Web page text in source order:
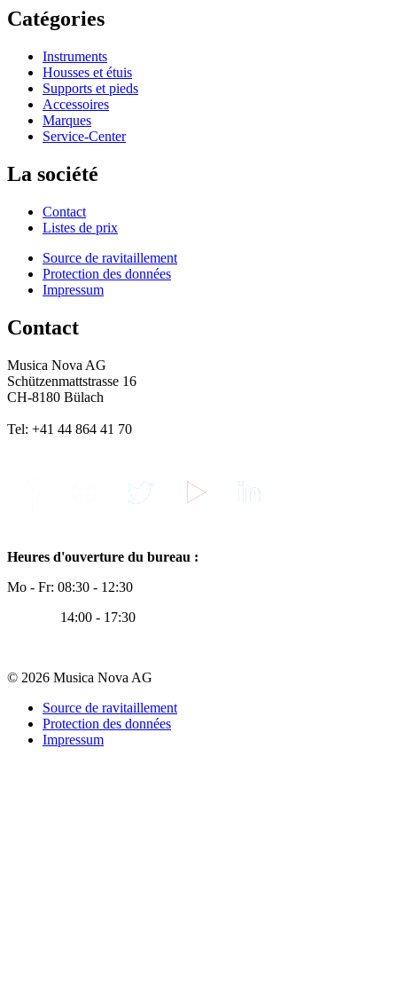
Catégories
Instruments
Housses et étuis
Supports et pieds
Accessoires
Marques
Service-Center
La société
Contact
Listes de prix
Source de ravitaillement
Protection des données
Impressum
Contact
Musica Nova AG
Schützenmattstrasse 16
CH-8180 Bülach
Tel: +41 44 864 41 70
Heures d'ouverture du bureau :
Mo - Fr: 08:30 - 12:30
14:00 - 17:30
© 2026 Musica Nova AG
Source de ravitaillement
Protection des données
Impressum